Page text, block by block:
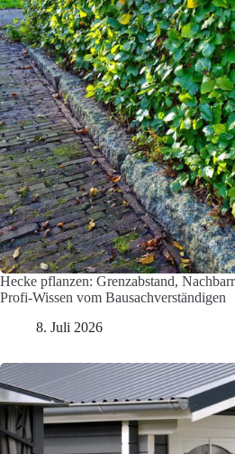
Hecke pflanzen: Grenzabstand,
Profi-Wissen vom Bausachverständigen
8. Juli 2026